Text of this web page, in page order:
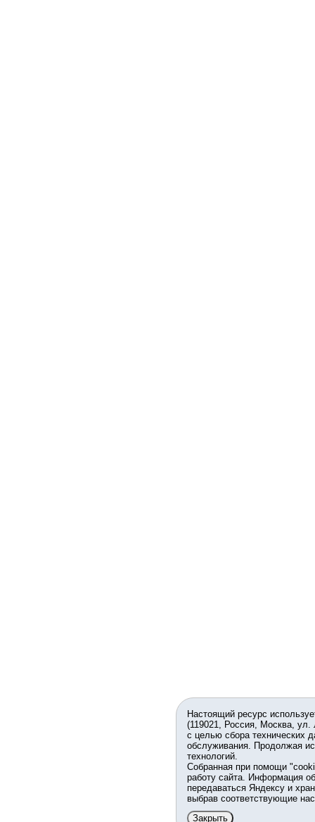
Настоящий ресурс
(119021, Россия, Москва,
с целью сбора технических
обслуживания. Продолжая
технологий.
Собранная при помощи
работу сайта. Информация
передаваться Яндексу и
выбрав соответствующие
Закрыть